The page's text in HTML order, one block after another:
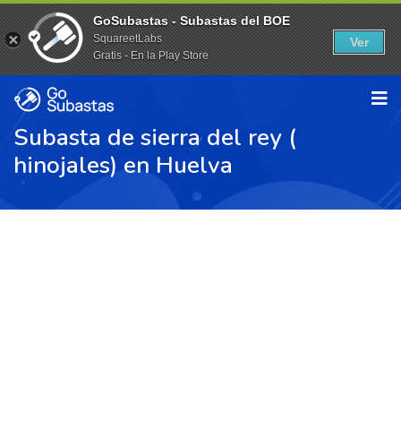
Subasta de sierra del rey (
hinojales) en Huelva
GoSubastas - Subastas del BOE
SquareetLabs
Gratis - En la Play Store
Ver